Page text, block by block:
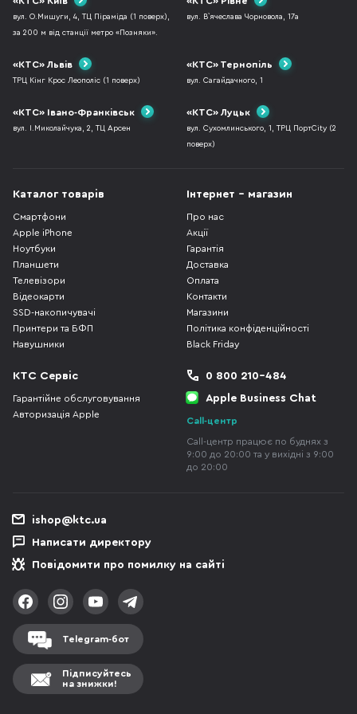
вул. О.Мишуги, 4, ТЦ Піраміда (1 поверх),
за 200 м від станції метро «Позняки».
вул. В`ячеслава Чорновола, 17а
«КТС» Львів
ТРЦ Кінг Крос Леополіс (1 поверх)
«КТС» Тернопіль
вул. Сагайдачного, 1
«КТС» Івано-Франківськ
вул. І.Миколайчука, 2, ТЦ Арсен
«КТС» Луцьк
вул. Сухомлинського, 1, ТРЦ ПортCity (2
поверх)
Каталог товарів
Смартфони
Apple iPhone
Ноутбуки
Планшети
Телевізори
Відеокарти
SSD-накопичувачі
Принтери та БФП
Навушники
Інтернет - магазин
Про нас
Акції
Гарантія
Доставка
Оплата
Контакти
Магазини
Політика конфіденційності
Black Friday
КТС Сервіс
Гарантійне обслуговування
Авторизація Apple
0 800 210-484
Apple Business Chat
Call-центр
Call-центр працює по буднях з
9:00 до 20:00 та у вихідні з 9:00
до 20:00
ishop@ktc.ua
Написати директору
Повідомити про помилку на сайті
Telegram-бот
Підписуйтесь
на знижки!